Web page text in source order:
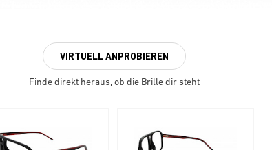
VIRTUELL ANPROBIEREN
Finde direkt heraus, ob die Brille dir steht